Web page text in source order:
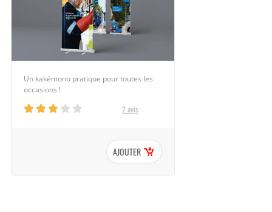
Un kakémono pratique pour toutes les
occasions !
2 avis
AJOUTER